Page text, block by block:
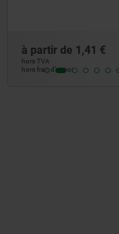
à partir de
hors frais d’envoi